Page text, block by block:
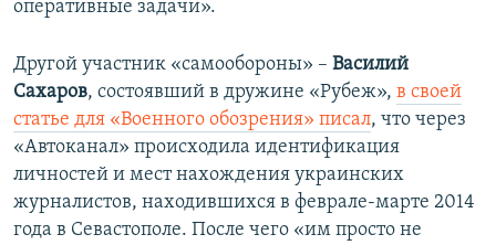
оперативные задачи».
Другой участник «самообороны» – Василий
Сахаров, состоявший в дружине «Рубеж», в своей
статье для «Военного обозрения» писал, что через
«Автоканал» происходила идентификация
личностей и мест нахождения украинских
журналистов, находившихся в феврале-марте 2014
года в Севастополе. После чего «им просто не